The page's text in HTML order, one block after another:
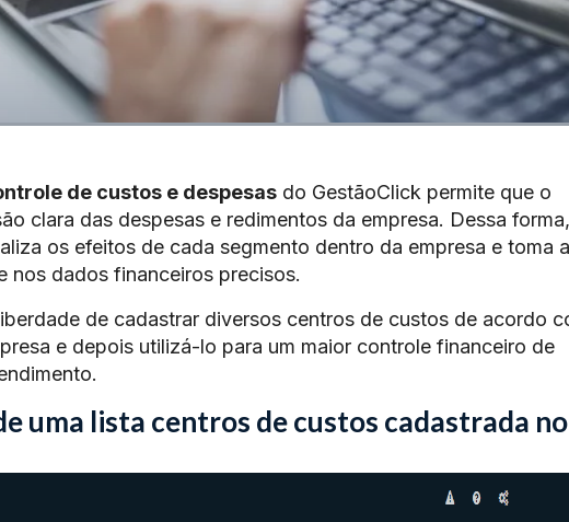
de custos e despesasdo GestãoClick permite que o
clara das despesas e redimentos da empresa. Dessa
os efeitos de cada segmento dentro da empresa e toma
nos dados financeiros precisos.
de cadastrar diversos centros de custos de acordo
e depois utilizá-lo para um maior controle financeiro de
uma lista centros de custos cadastrada no